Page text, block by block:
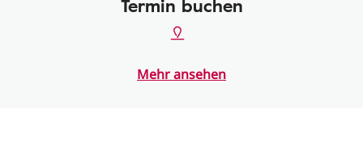
Mehr ansehen